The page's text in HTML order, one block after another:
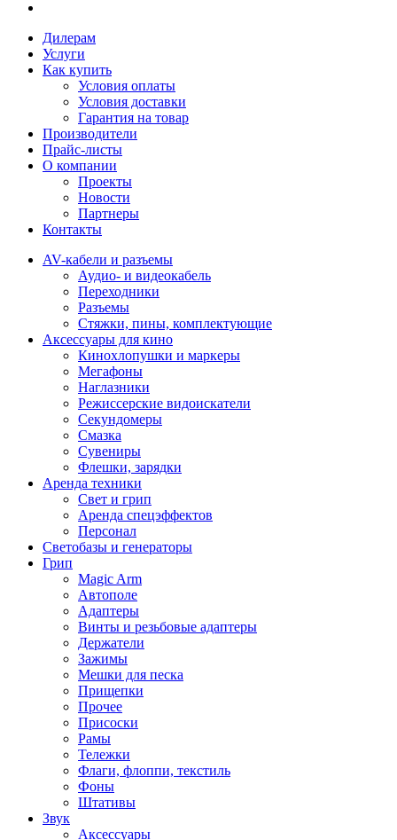
Дилерам
Услуги
Как купить
Условия оплаты
Условия доставки
Гарантия на товар
Производители
Прайс-листы
О компании
Проекты
Новости
Партнеры
Контакты
AV-кабели и разъемы
Аудио- и видеокабель
Переходники
Разъемы
Стяжки, пины, комплектующие
Аксессуары для кино
Кинохлопушки и маркеры
Мегафоны
Наглазники
Режиссерские видоискатели
Секундомеры
Смазка
Сувениры
Флешки, зарядки
Аренда техники
Свет и грип
Аренда спецэффектов
Персонал
Светобазы и генераторы
Грип
Magic Arm
Автополе
Адаптеры
Винты и резьбовые адаптеры
Держатели
Зажимы
Мешки для песка
Прищепки
Прочее
Присоски
Рамы
Тележки
Флаги, флоппи, текстиль
Фоны
Штативы
Звук
Аксессуары